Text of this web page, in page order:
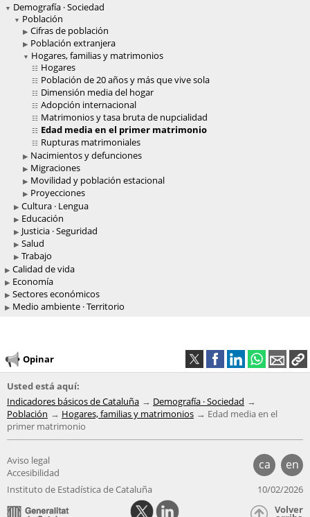
Demografía · Sociedad
Población
Cifras de población
Población extranjera
Hogares, familias y matrimonios
Hogares
Población de 20 años y más que vive sola
Dimensión media del hogar
Adopción internacional
Matrimonios y tasa bruta de nupcialidad
Edad media en el primer matrimonio
Rupturas matrimoniales
Nacimientos y defunciones
Migraciones
Movilidad y población estacional
Proyecciones
Cultura · Lengua
Educación
Justicia · Seguridad
Salud
Trabajo
Calidad de vida
Economía
Sectores económicos
Medio ambiente · Territorio
Opinar
Usted está aquí:
Indicadores básicos de Cataluña
Demografía · Sociedad
Población
Hogares, familias y matrimonios
Edad media en el
primer matrimonio
ca en
Aviso legal
Accesibilidad
Instituto de Estadística de Cataluña
10/02/2026
Volver